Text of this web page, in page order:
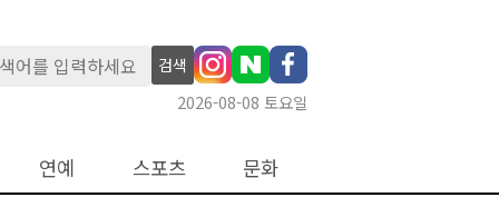
검색
2026-08-08 토요일
연예 스포츠 문화